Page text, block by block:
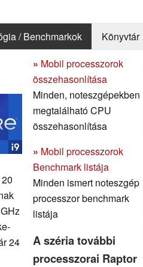
/ Benchmarkok Könyvtár
24
» Mobil processzorok
összehasonlítása
Minden, noteszgépekben
megtalálható CPU
összehasonlítása
» Mobil processzorok
Benchmark listája
Minden ismert noteszgép
processzor benchmark
listája
A széria további
processzorai Raptor